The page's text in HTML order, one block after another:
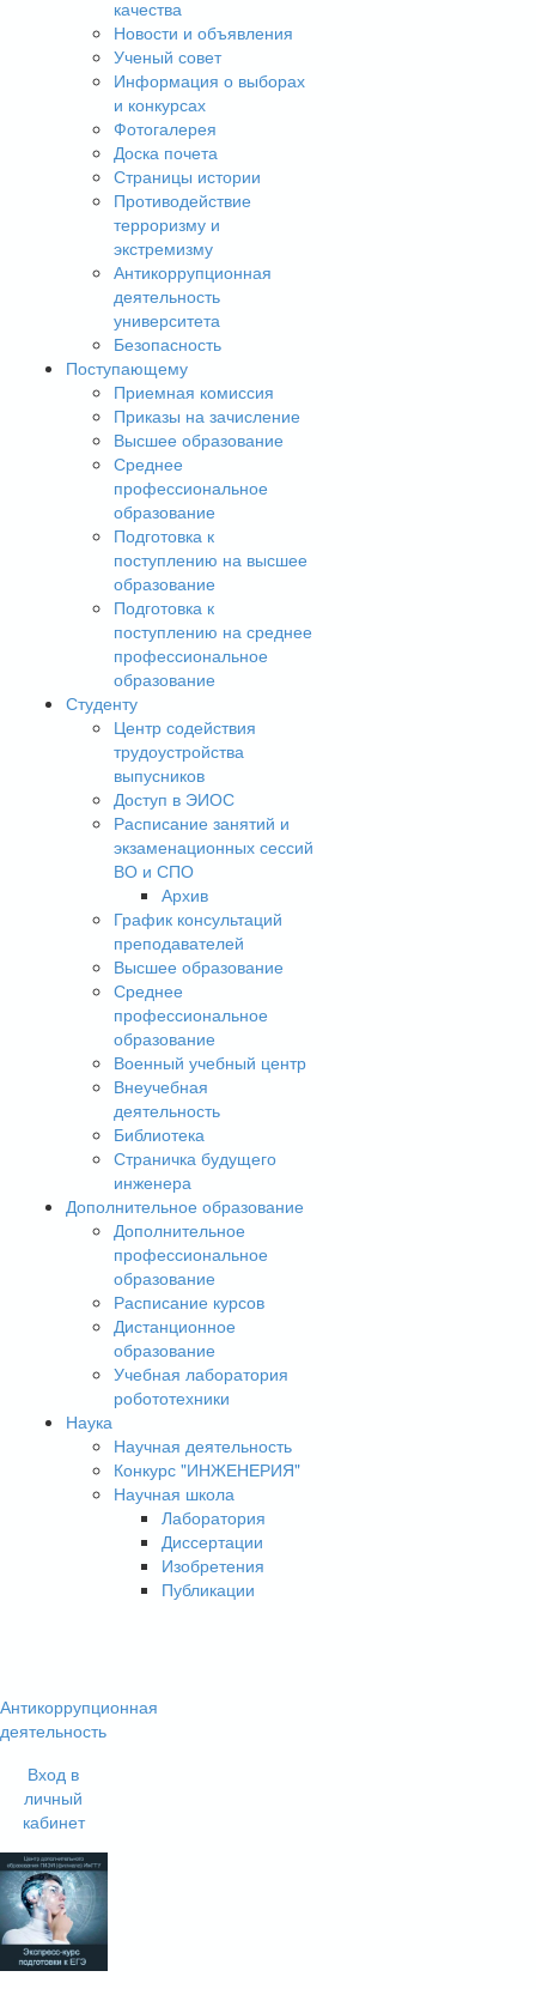
качества
Новости и объявления
Ученый совет
Информация о выборах
и конкурсах
Фотогалерея
Доска почета
Страницы истории
Противодействие
терроризму и
экстремизму
Антикоррупционная
деятельность
университета
Безопасность
Поступающему
Приемная комиссия
Приказы на зачисление
Высшее образование
Среднее
профессиональное
образование
Подготовка к
поступлению на высшее
образование
Подготовка к
поступлению на среднее
профессиональное
образование
Студенту
Центр содействия
трудоустройства
выпусников
Доступ в ЭИОС
Расписание занятий и
экзаменационных сессий
ВО и СПО
Архив
График консультаций
преподавателей
Высшее образование
Среднее
профессиональное
образование
Военный учебный центр
Внеучебная
деятельность
Библиотека
Страничка будущего
инженера
Дополнительное образование
Дополнительное
профессиональное
образование
Расписание курсов
Дистанционное
образование
Учебная лаборатория
робототехники
Наука
Научная деятельность
Конкурс "ИНЖЕНЕРИЯ"
Научная школа
Лаборатория
Диссертации
Изобретения
Публикации
Антикоррупционная
деятельность
Вход в
личный
кабинет